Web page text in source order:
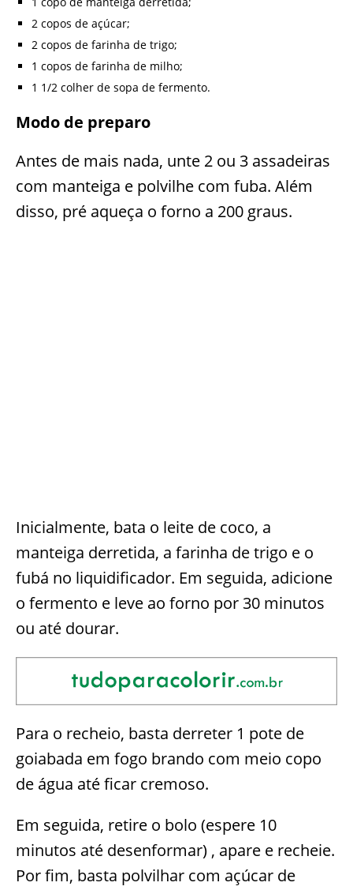
2 copos de açúcar;
2 copos de farinha de trigo;
1 copos de farinha de milho;
1 1/2 colher de sopa de fermento.
Modo de preparo
Antes de mais nada, unte 2 ou 3 assadeiras
com manteiga e polvilhe com fuba. Além
disso, pré aqueça o forno a 200 graus.
Inicialmente, bata o leite de coco, a
manteiga derretida, a farinha de trigo e o
fubá no liquidificador. Em seguida, adicione
o fermento e leve ao forno por 30 minutos
ou até dourar.
Para o recheio, basta derreter 1 pote de
goiabada em fogo brando com meio copo
de água até ficar cremoso.
Em seguida, retire o bolo (espere 10
minutos até desenformar) , apare e recheie.
Por fim, basta polvilhar com açúcar de